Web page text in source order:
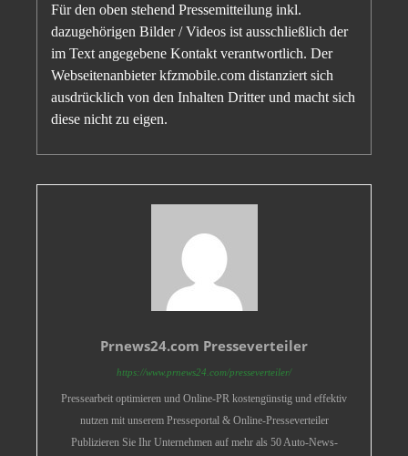
Für den oben stehend Pressemitteilung inkl.
dazugehörigen Bilder / Videos ist ausschließlich der
im Text angegebene Kontakt verantwortlich. Der
Webseitenanbieter kfzmobile.com distanziert sich
ausdrücklich von den Inhalten Dritter und macht sich
diese nicht zu eigen.
Prnews24.com Presseverteiler
https://www.prnews24.com/presseverteiler/
Pressearbeit optimieren und Online-PR kostengünstig und effektiv
nutzen mit unserem Presseportal & Online-Presseverteiler
Publizieren Sie Ihr Unternehmen auf mehr als 50 Auto-News-